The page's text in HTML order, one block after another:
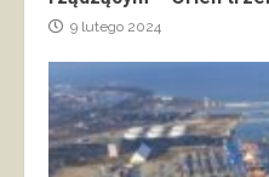
9 lutego 2024